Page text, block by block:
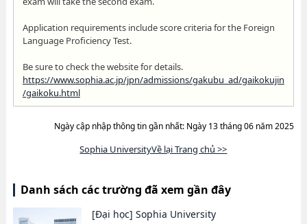
Application requirements include score criteria for the Foreign
Language Proficiency Test.
Be sure to check the website for details.
https://www.sophia.ac.jp/jpn/admissions/gakubu_ad/gaikokujin
/gaikoku.html
Ngày cập nhập thông tin gần nhất: Ngày 13 tháng 06 năm 2025
Sophia UniversityVề lại Trang chủ >>
Danh sách các trường đã xem gần đây
[Đại học] Sophia University